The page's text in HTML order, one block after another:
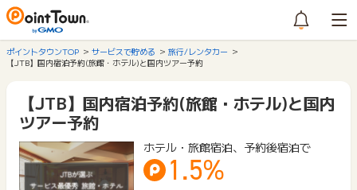
ポイントタウンTOP サービスで貯める
旅行/レンタカー
【JTB】国内宿泊予約(旅館・ホテル)と国内ツアー予約
【JTB】国内宿泊予約(旅館・ホテル)と国内
ツアー予約
ホテル・旅館宿泊、予約後宿泊で
1.5%